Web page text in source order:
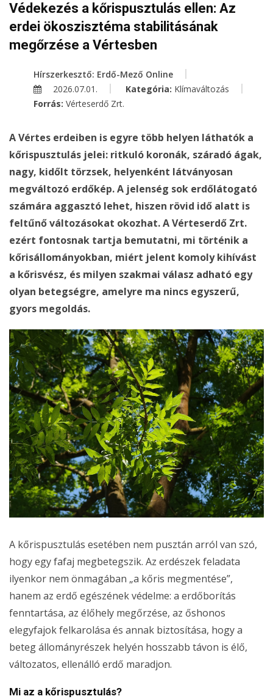
Védekezés a kőrispusztulás ellen: Az
erdei ökoszisztéma stabilitásának
megőrzése a Vértesben
Hírszerkesztő: Erdő-Mező Online
2026.07.01.
Kategória: Klímaváltozás
Forrás: Vérteserdő Zrt.
A Vértes erdeiben is egyre több helyen láthatók a
kőrispusztulás jelei: ritkuló koronák, száradó ágak,
nagy, kidőlt törzsek, helyenként látványosan
megváltozó erdőkép. A jelenség sok erdőlátogató
számára aggasztó lehet, hiszen rövid idő alatt is
feltűnő változásokat okozhat. A Vérteserdő Zrt.
ezért fontosnak tartja bemutatni, mi történik a
kőrisállományokban, miért jelent komoly kihívást
a kőrisvész, és milyen szakmai válasz adható egy
olyan betegségre, amelyre ma nincs egyszerű,
gyors megoldás.
A kőrispusztulás esetében nem pusztán arról van szó,
hogy egy fafaj megbetegszik. Az erdészek feladata
ilyenkor nem önmagában „a kőris megmentése”,
hanem az erdő egészének védelme: a erdőborítás
fenntartása, az élőhely megőrzése, az őshonos
elegyfajok felkarolása és annak biztosítása, hogy a
beteg állományrészek helyén hosszabb távon is élő,
változatos, ellenálló erdő maradjon.
Mi az a kőrispusztulás?